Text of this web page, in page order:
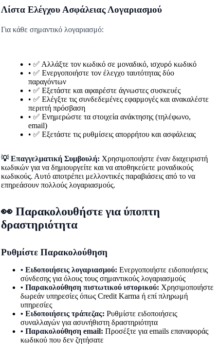
Λίστα Ελέγχου Ασφάλειας Λογαριασμού
Για κάθε σημαντικό λογαριασμό:
• ✅ Αλλάξτε τον κωδικό σε μοναδικό, ισχυρό κωδικό
• ✅ Ενεργοποιήστε τον έλεγχο ταυτότητας δύο
παραγόντων
• ✅ Εξετάστε και αφαιρέστε άγνωστες συσκευές
• ✅ Ελέγξτε τις συνδεδεμένες εφαρμογές και ανακαλέστε
περιττή πρόσβαση
• ✅ Ενημερώστε τα στοιχεία ανάκτησης (τηλέφωνο,
email)
• ✅ Εξετάστε τις ρυθμίσεις απορρήτου και ασφάλειας
💡 Επαγγελματική Συμβουλή: Χρησιμοποιήστε έναν διαχειριστή
κωδικών για να δημιουργείτε και να αποθηκεύετε μοναδικούς
κωδικούς. Αυτό αποτρέπει μελλοντικές παραβιάσεις από το να
επηρεάσουν πολλούς λογαριασμούς.
👀 Παρακολουθήστε για ύποπτη
δραστηριότητα
Ρυθμίστε Παρακολούθηση
• Ειδοποιήσεις λογαριασμού: Ενεργοποιήστε ειδοποιήσεις
σύνδεσης για όλους τους σημαντικούς λογαριασμούς
• Παρακολούθηση πιστωτικού ιστορικού: Χρησιμοποιήστε
δωρεάν υπηρεσίες όπως Credit Karma ή επί πληρωμή
υπηρεσίες
• Ειδοποιήσεις τράπεζας: Ρυθμίστε ειδοποιήσεις
συναλλαγών για ασυνήθιστη δραστηριότητα
• Παρακολούθηση email: Προσέξτε για emails επαναφοράς
κωδικού που δεν ζητήσατε